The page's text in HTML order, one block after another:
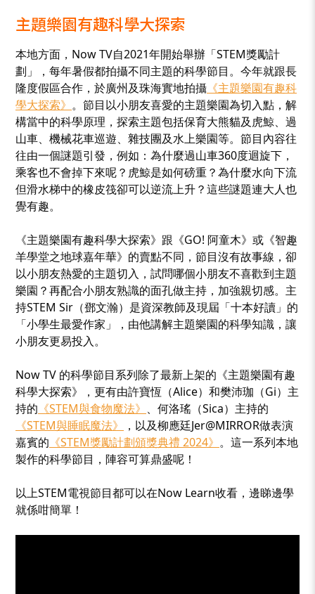
主題樂園有趣科學大探索
本地方面，Now TV自2021年開始舉辦「STEM獎勵計
劃」，每年暑假都拍攝不同主題的科學節目。今年就跟長
隆度假區合作，於廣州及珠海實地拍攝 《主題樂園有趣科
學大探索》 。節目以小朋友喜愛的主題樂園為切入點，解
構當中的科學原理，探索主題包括保育大熊貓及虎鯨、過
山車、機械花車巡遊、雜技團及水上樂園等。節目內容往
往由一個謎題引發，例如：為什麼過山車360度迴旋下，
乘客也不會掉下來呢？虎鯨是如何磅重？為什麼水向下流
但滑水梯中的橡皮筏卻可以逆流上升？這些謎題連大人也
覺有趣。
《主題樂園有趣科學大探索》跟《GO! 阿童木》或《智趣
羊學堂之地球嘉年華》的賣點不同，節目沒有故事線，卻
以小朋友熱愛的主題切入，試問哪個小朋友不喜歡到主題
樂園？再配合小朋友熟識的面孔做主持，加強親切感。主
持STEM Sir（鄧文瀚）是資深教師及現屆「十本好讀」的
「小學生最愛作家」，由他講解主題樂園的科學知識，讓
小朋友更易投入。
Now TV 的科學節目系列除了最新上架的《主題樂園有趣
科學大探索》，更有由許寶恆（Alice）和樊沛珈（Gi）主
持的 《STEM與食物魔法》 、何洛瑤（Sica）主持的
《STEM與睡眠魔法》
，以及柳應廷Jer@MIRROR做表演
嘉賓的 《STEM獎勵計劃頒獎典禮 2024》 。這一系列本地
製作的科學節目，陣容可算鼎盛呢！
以上STEM電視節目都可以在Now Learn收看，邊睇邊學
就係咁簡單！